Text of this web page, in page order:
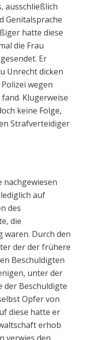
ausschließlich
Genitalsprache
hatte diese
die Frau
Er
Unrecht dicken
wegen
Klugerweise
keine Folge,
Strafverteidiger
auf
des
die
waren. Durch den
der der frühere
Beschuldigten
unter der
Beschuldigte
Opfer von
diese hatte er
erhob